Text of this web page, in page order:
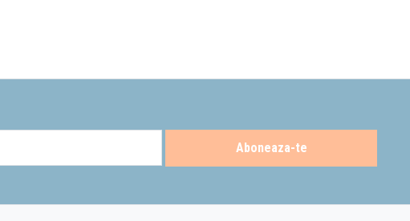
Aboneaza-te